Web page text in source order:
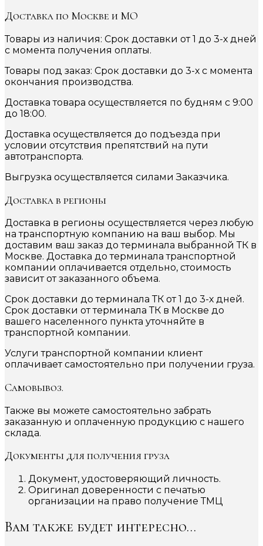
Доставка по Москве и МО
Товары из наличия: Срок доставки от 1 до 3-х дней
с момента получения оплаты.
Товары под заказ: Срок доставки до 3-х с момента
окончания производства.
Доставка товара осуществляется по будням с 9:00
до 18:00.
Доставка осуществляется до подъезда при
условии отсутствия препятствий на пути
автотранспорта.
Выгрузка осуществляется силами Заказчика.
Доставка в регионы
Доставка в регионы осуществляется через любую
на транспортную компанию на ваш выбор. Мы
доставим ваш заказ до терминала выбранной ТК в
Москве. Доставка до терминала транспортной
компании оплачивается отдельно, стоимость
зависит от заказанного объема.
Срок доставки до терминала ТК от 1 до 3-х дней.
Срок доставки от терминала ТК в Москве до
вашего населенного пункта уточняйте в
транспортной компании.
Услуги транспортной компании клиент
оплачивает самостоятельно при получении груза.
Самовывоз.
Также вы можете самостоятельно забрать
заказанную и оплаченную продукцию с нашего
склада.
Документы для получения груза
Документ, удостоверяющий личность.
Оригинал доверенности с печатью
организации на право получение ТМЦ
Вам также будет интересно…